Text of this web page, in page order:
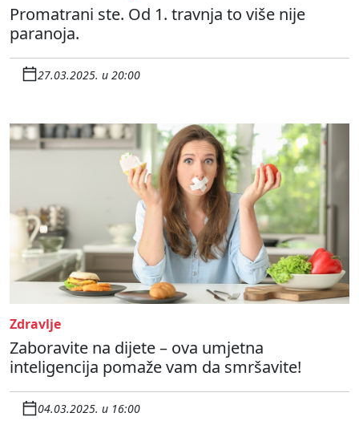
Promatrani ste. Od 1. travnja to više nije
paranoja.
27.03.2025. u 20:00
Zdravlje
Zaboravite na dijete – ova umjetna
inteligencija pomaže vam da smršavite!
04.03.2025. u 16:00